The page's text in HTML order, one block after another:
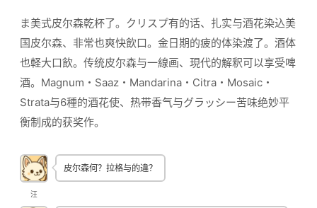
ま美式皮尔森乾杯了。クリスプ有的话、扎实与酒花染込美
国皮尔森、非常也爽快飲口。金日期的疲的体染渡了。酒体
也軽大口飲。传统皮尔森与一線画、現代的解釈可以享受啤
酒。Magnum・Saaz・Mandarina・Citra・Mosaic・
Strata与6種的酒花使、热带香气与グラッシー苦味绝妙平
衡制成的获奖作。
汪
皮尔森何？拉格与的違？